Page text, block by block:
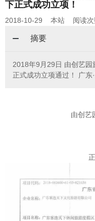
下正式成功立项！
2018-10-29 本站 阅读次
摘要
2018年9月29日 由创艺园
正式成功立项通过！ 广东
由创艺